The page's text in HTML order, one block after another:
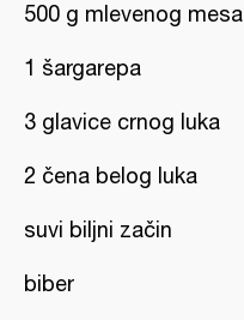
500 g mlevenog mesa
1 šargarepa
3 glavice crnog luka
2 čena belog luka
suvi biljni začin
biber